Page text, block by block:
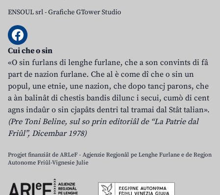
ENSOUL srl-Grafiche GTower Studio
Cui che o sin
«O sin furlans di lenghe furlane, che a son convints di fâ
part de nazion furlane. Che al è come dî che o sin un
popul, une etnie, une nazion, che dopo tancj parons, che
a àn balinât di chestis bandis dilunc i secui, cumò di cent
agns indaûr o sin cjapâts dentri tal tramai dal Stât talian».
(Pre Toni Beline, sul so prin editoriâl de “La Patrie dal
Friûl”, Dicembar 1978)
Progjet finanziât de ARLeF - Agjenzie Regjonâl pe Lenghe Furlane e de Regjon
Autonome Friûl-Vignesie Julie